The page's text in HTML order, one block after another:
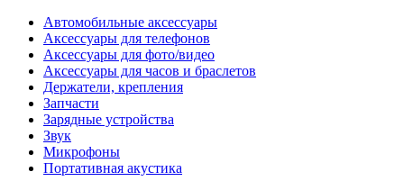
Автомобильные аксессуары
Аксессуары для телефонов
Аксессуары для фото/видео
Аксессуары для часов и браслетов
Держатели, крепления
Запчасти
Зарядные устройства
Звук
Микрофоны
Портативная акустика